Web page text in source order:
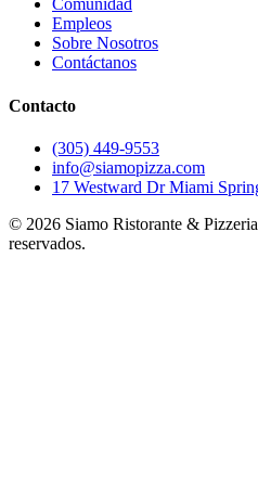
Comunidad
Empleos
Sobre Nosotros
Contáctanos
Contacto
(305) 449-9553
info@siamopizza.com
17 Westward Dr Miami
© 2026 Siamo Ristorante &
reservados.